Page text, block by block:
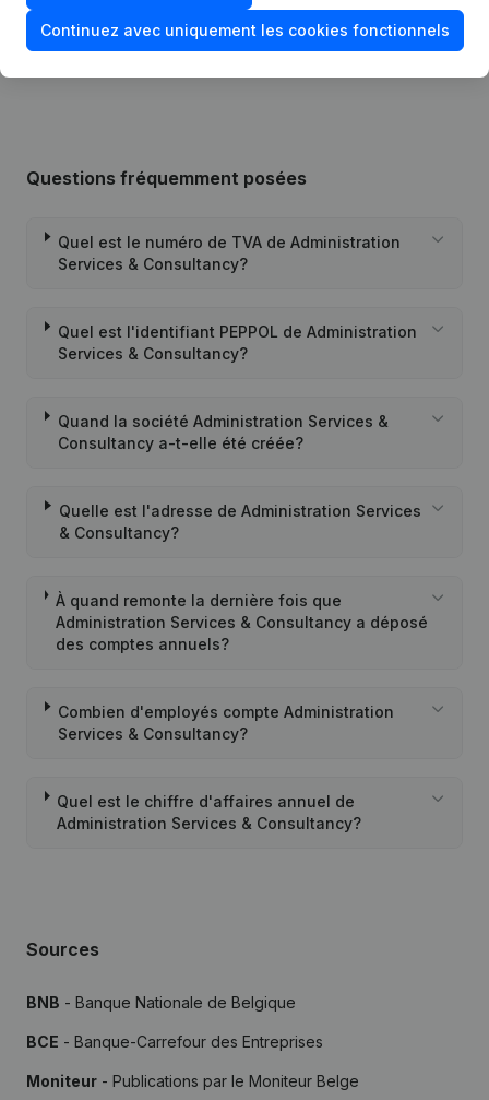
11-03-2005
Modification Appellation Modification
But(NL)
Questions fréquemment posées
Quel est le numéro de TVA de Administration
Services & Consultancy?
Quel est l'identifiant PEPPOL de Administration
Services & Consultancy?
Quand la société Administration Services &
Consultancy a-t-elle été créée?
Quelle est l'adresse de Administration Services
& Consultancy?
À quand remonte la dernière fois que
Administration Services & Consultancy a déposé
des comptes annuels?
Combien d'employés compte Administration
Services & Consultancy?
Quel est le chiffre d'affaires annuel de
Administration Services & Consultancy?
Sources
BNB - Banque Nationale de Belgique
BCE - Banque-Carrefour des Entreprises
Moniteur - Publications par le Moniteur Belge
Continuez avec uniquement les cookies fonctionnels